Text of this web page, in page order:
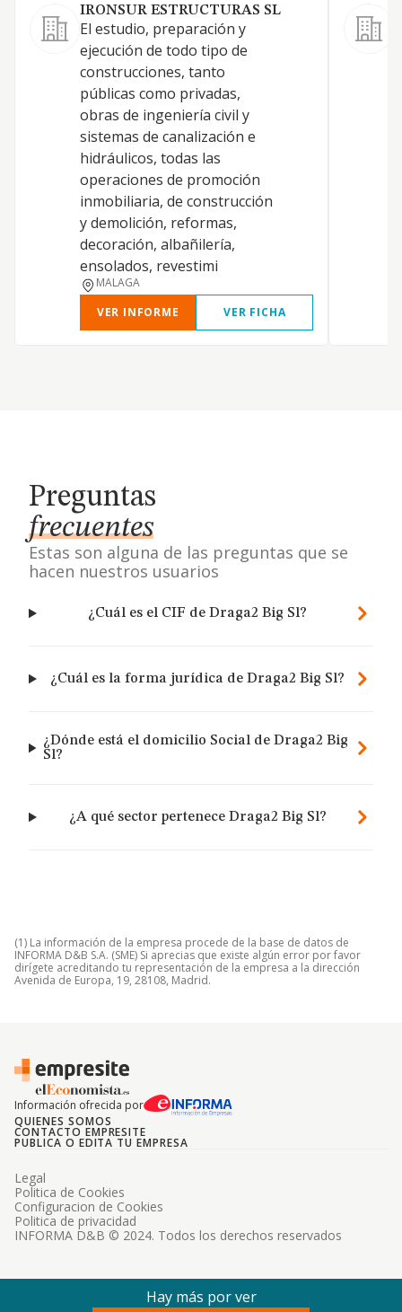
IRONSUR ESTRUCTURAS SL
El estudio, preparación y
ejecución de todo tipo de
construcciones, tanto
públicas como privadas,
obras de ingeniería civil y
sistemas de canalización e
hidráulicos, todas las
operaciones de promoción
inmobiliaria, de construcción
y demolición, reformas,
decoración, albañilería,
ensolados, revestimi
MALAGA
VER INFORME
VER FICHA
Preguntas
frecuentes
Estas son alguna de las preguntas que se
hacen nuestros usuarios
¿Cuál es el CIF de Draga2 Big Sl?
¿Cuál es la forma jurídica de Draga2 Big Sl?
¿Dónde está el domicilio Social de Draga2 Big
Sl?
¿A qué sector pertenece Draga2 Big Sl?
(1) La información de la empresa procede de la base de datos de
INFORMA D&B S.A. (SME) Si aprecias que existe algún error por favor
dirígete acreditando tu representación de la empresa a la dirección
Avenida de Europa, 19, 28108, Madrid.
Información ofrecida por
QUIENES SOMOS
CONTACTO EMPRESITE
PUBLICA O EDITA TU EMPRESA
INFORMA D&B © 2024. Todos los derechos reservados
Legal
Politica de Cookies
Configuracion de Cookies
Politica de privacidad
Hay más por ver